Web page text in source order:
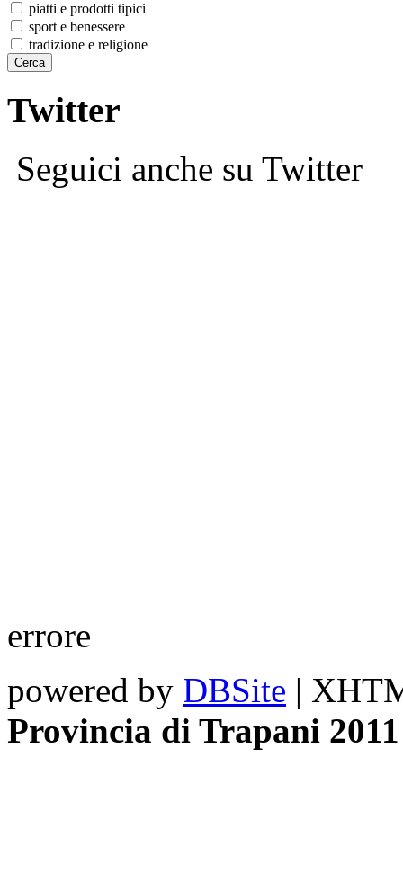
piatti e prodotti tipici
sport e benessere
tradizione e religione
Twitter
Seguici anche su Twitter
errore
powered by DBSite |
Provincia di Trapani 2011